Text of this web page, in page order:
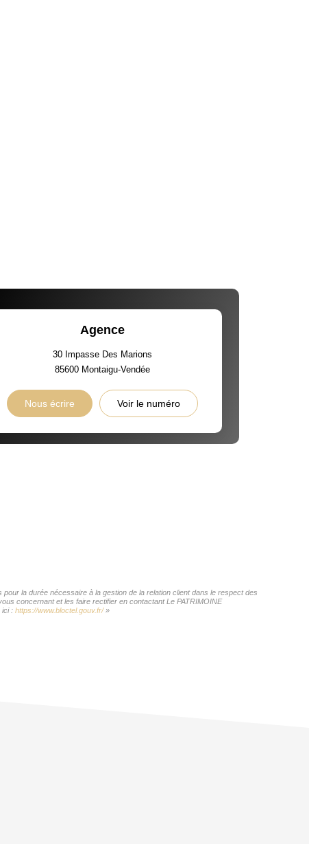
Agence
30 Impasse Des Marions
85600 Montaigu-Vendée
Nous écrire Voir le numéro
la durée nécessaire à la gestion de la relation client dans le respect des
concernant et les faire rectifier en contactant Le PATRIMOINE
ici : https://www.bloctel.gouv.fr/»